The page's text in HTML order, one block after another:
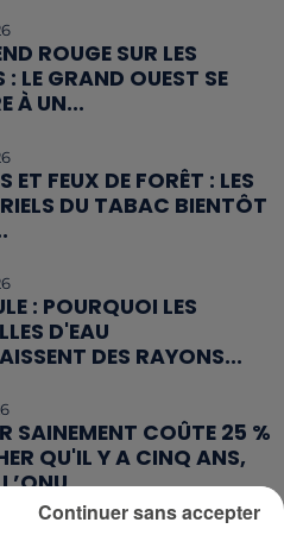
ROUGE SUR LES
: LE GRAND OUEST SE
À UN...
ET FEUX DE FORÊT : LES
DU TABAC BIENTÔT
: POURQUOI LES
D'EAU
DES RAYONS...
SAINEMENT COÛTE 25 %
QU'IL Y A CINQ ANS,
Continuer sans accepter